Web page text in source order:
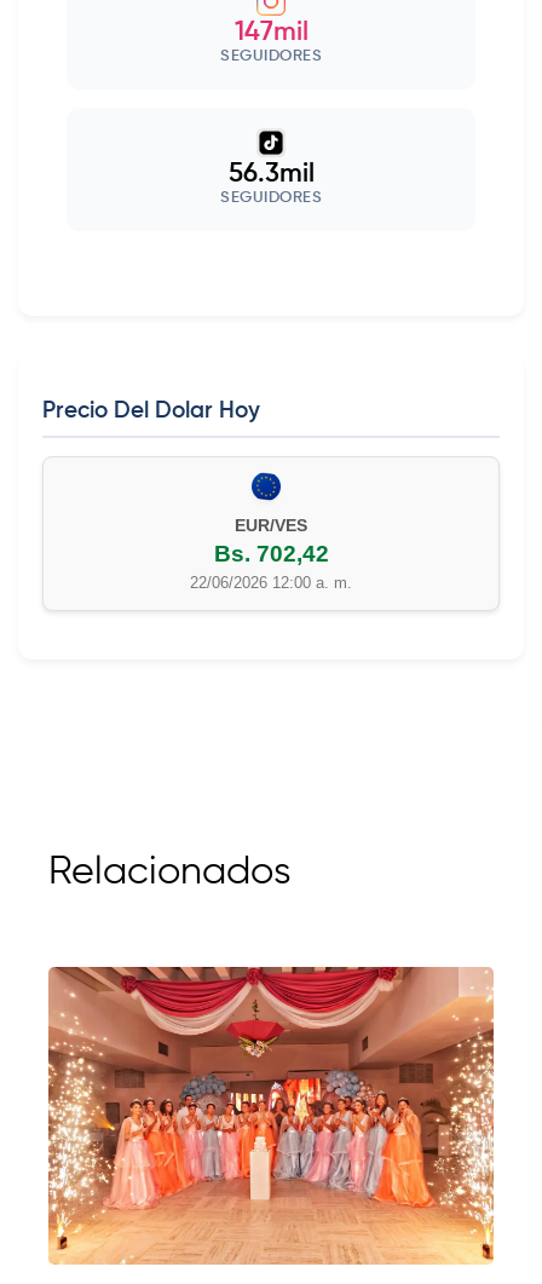
147mil
SEGUIDORES
56.3mil
SEGUIDORES
Precio Del Dolar Hoy
EUR/VES
Bs. 702,42
22/06/2026 12:00 a. m.
Relacionados